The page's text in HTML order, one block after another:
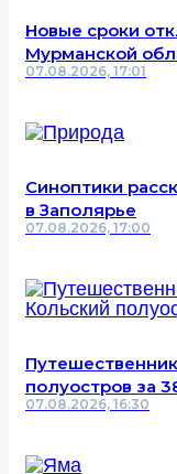
Новые сроки
Мурманской
07.08.2026, 17:01
Синоптики
в Заполярье
07.08.2026, 17:00
полуостров за
07.08.2026, 16:30